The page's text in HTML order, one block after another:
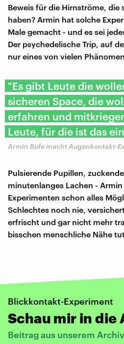
Beweis für die Hirnströme, die
haben? Armin hat solche
Male gemacht - und es sei
Der psychedelische Trip, auf
nur eines von vielen
"Es gibt Leute die
sicheren Space, die
erfahren und
Leute, für die ist das
Armin Bufe macht Augenkontakt-
Pulsierende Pupillen,
minutenlanges Lachen -
Experimenten schon alles
Schlechtes noch nie,
erfrischt und gar nicht mehr
bisschen menschliche Nähe
Blickkontakt-Experiment
Schau mir in die
Beitrag aus unserem